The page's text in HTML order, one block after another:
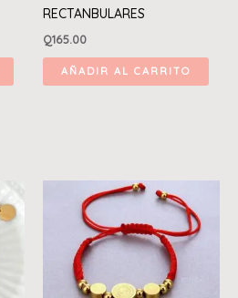
RECTANBULARES
Q165.00
AÑADIR AL CARRITO